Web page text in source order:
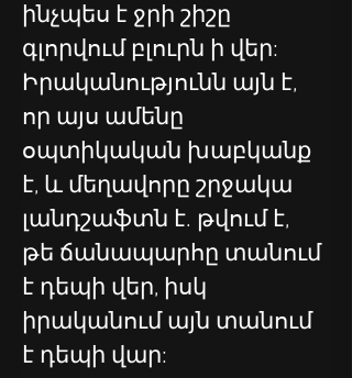
ինչպես է ջրի շիշը
գլորվում բլուրն ի վեր:
Իրականությունն այն է,
որ այս ամենը
օպտիկական խաբկանք
է, և մեղավորը շրջակա
լանդշաֆտն է. թվում է,
թե ճանապարհը տանում
է դեպի վեր, իսկ
իրականում այն ​​տանում
է դեպի վար: